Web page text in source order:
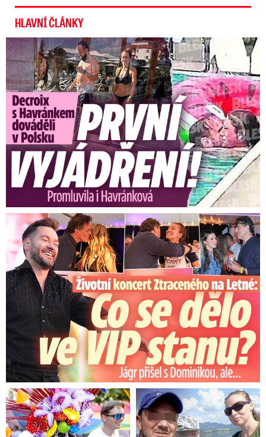
HLAVNÍ ČLÁNKY
Exministryně s Havránkem dováděli v Polsku: První slova!
Koncert Ztraceného na Letné: Jágr přišel s Dominikou, ale...